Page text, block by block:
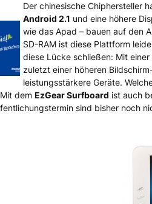
ARM-
Der chinesische Chiphersteller
Android 2.1 und eine höhere
wie das Apad – bauen auf den
SD-RAM ist diese Plattform
diese Lücke schließen: Mit
zuletzt einer höheren
leistungsstärkere Geräte.
dem EzGear Surfboard ist auch
sind bisher noch